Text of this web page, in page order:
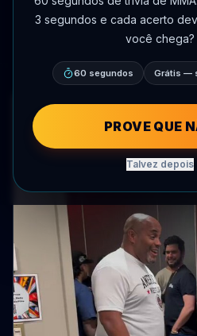
Por
3 segundos e cada acerto
você chega?
60 segundos Grátis —
PROVE QUE
Talvez depois